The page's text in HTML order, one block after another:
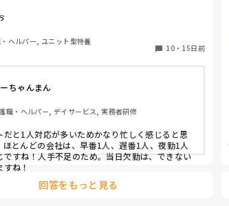
ヘルパー, ユニット型特養
10・ 15日前
ちゃんまん
職・ヘルパー, デイサービス, 実務者研修
だと1人対応が多いためかなり忙しく感じると思
ほとんどの会社は、早番1人、遅番1人、夜勤1人
ですね！人手不足のため。当日欠勤は、できない
ね！
回答をもっと見る